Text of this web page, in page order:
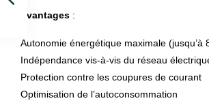
Avantages :
Autonomie énergétique maximale (jusqu’à
Indépendance vis-à-vis du réseau
Protection contre les coupures de courant
Optimisation de l’autoconsommation